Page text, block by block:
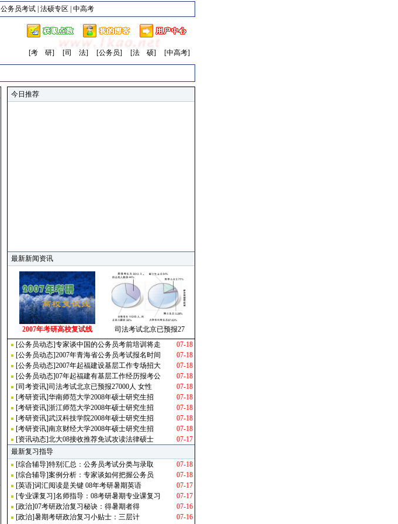
公务员考试 法硕专区 中高考
[考 研] [司 法] [公务员] [法 硕] [中高考]
今日推荐
最新新闻资讯
2007年考研高校复试线
司法考试北京已预报27
[公务员动态]专家谈中国的公务员考前培训将走
07-18
[公务员动态]2007年青海省公务员考试报名时间
07-18
[公务员动态]2007年起福建设基层工作专场招大
07-18
[公务员动态]07年起福建有基层工作经历报考公
07-18
[司考资讯]司法考试北京已预报27000人 女性
07-18
[考研资讯]华南师范大学2008年硕士研究生招
07-18
[考研资讯]浙江师范大学2008年硕士研究生招
07-18
[考研资讯]武汉科技学院2008年硕士研究生招
07-18
[考研资讯]南京财经大学2008年硕士研究生招
07-18
[资讯动态]北大08接收推荐免试攻读法律硕士
07-17
最新复习指导
[综合辅导]特别汇总：公务员考试分类与录取
07-18
[综合辅导]案例分析：专家谈如何把握公务员
07-18
[英语]词汇阅读是关键 08年考研暑期英语
07-17
[专业课复习 ]名师指导：08考研暑期专业课复习
07-17
[政治]07考研政治复习秘诀：得暑期者得
07-16
[政治]暑期考研政治复习小贴士：三层计
07-16